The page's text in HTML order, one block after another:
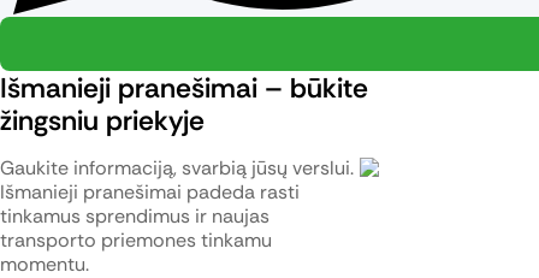
Išmanieji pranešimai – būkite
žingsniu priekyje
Gaukite informaciją, svarbią jūsų verslui.
Išmanieji pranešimai padeda rasti
tinkamus sprendimus ir naujas
transporto priemones tinkamu
momentu.